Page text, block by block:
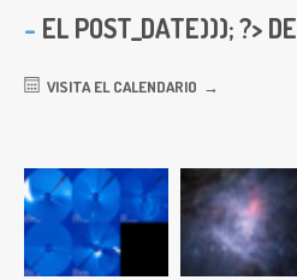
EL POST_DATE))); ?>
VISITA EL CALENDARIO